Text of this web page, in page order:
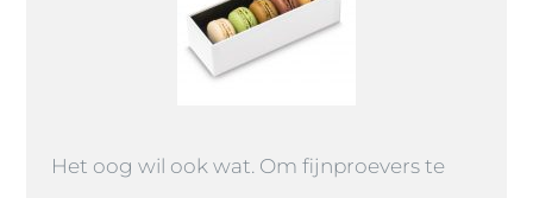
Het oog wil ook wat. Om fijnproevers te